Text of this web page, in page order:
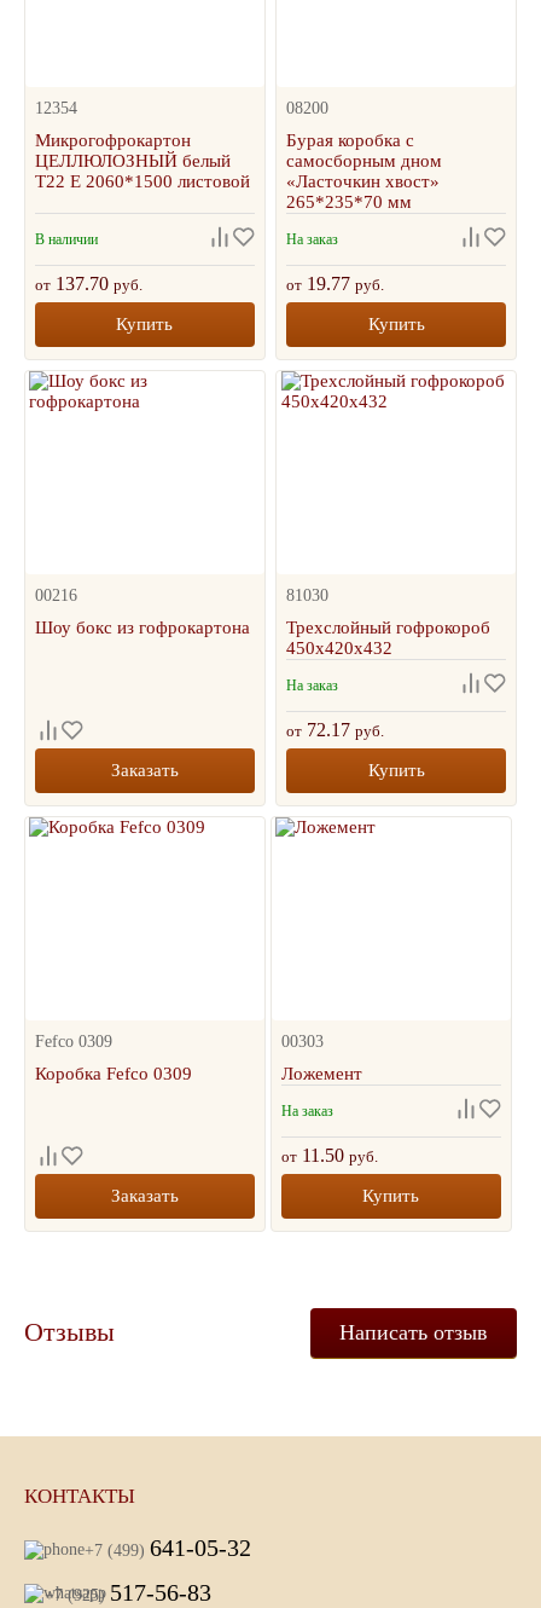
12354
Микрогофрокартон
ЦЕЛЛЮЛОЗНЫЙ белый
Т22 Е 2060*1500 листовой
В наличии
от 137.70 руб.
Купить
08200
Бурая коробка с
самосборным дном
«Ласточкин хвост»
265*235*70 мм
На заказ
от 19.77руб.
Купить
00216
Шоу бокс из гофрокартона
Заказать
81030
Трехслойный гофрокороб
450х420х432
На заказ
от 72.17руб.
Купить
Fefco 0309
Коробка Fefco 0309
Заказать
00303
Ложемент
На заказ
от 11.50 руб.
Купить
Отзывы Написать отзыв
КОНТАКТЫ
+7 (499) 641-05-32
+7 (925) 517-56-83